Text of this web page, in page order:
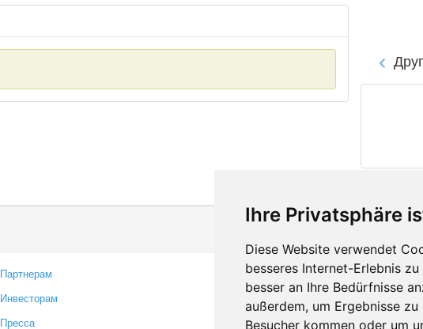
Ihre Privatsphäre
Diese Website verwendet
besseres Internet-Erlebnis
besser an Ihre Bedürfnisse
außerdem, um Ergebnisse
Besucher kommen oder um
Партнерам
Инвесторам
Пресса
Контакты
Оставить отзыв
Сообщить об ошибке